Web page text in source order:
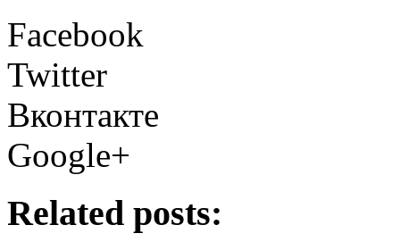
Facebook
Twitter
Вконтакте
Google+
Related posts: